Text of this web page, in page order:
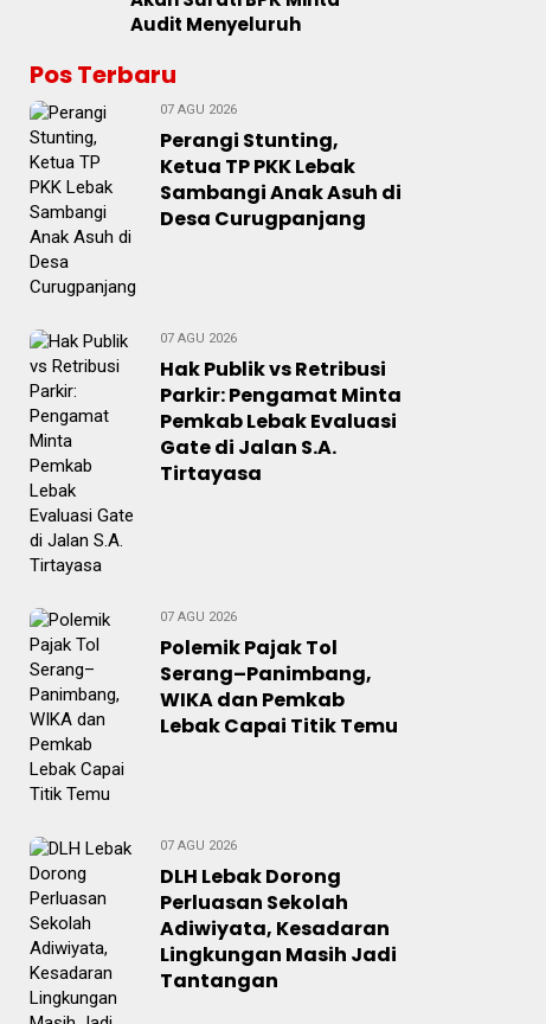
Audit Menyeluruh
Pos Terbaru
07 AGU 2026
Perangi Stunting,
Ketua TP PKK Lebak
Sambangi Anak Asuh di
Desa Curugpanjang
07 AGU 2026
Hak Publik vs Retribusi
Parkir: Pengamat Minta
Pemkab Lebak Evaluasi
Gate di Jalan S.A.
Tirtayasa
07 AGU 2026
Polemik Pajak Tol
Serang–Panimbang,
WIKA dan Pemkab
Lebak Capai Titik Temu
07 AGU 2026
DLH Lebak Dorong
Perluasan Sekolah
Adiwiyata, Kesadaran
Lingkungan Masih Jadi
Tantangan